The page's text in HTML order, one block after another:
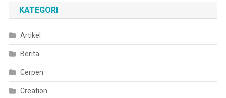
KATEGORI
Artikel
Berita
Cerpen
Creation